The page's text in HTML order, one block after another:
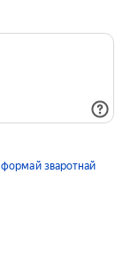
формай зваротнай